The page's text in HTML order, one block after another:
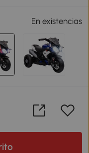
En existencias